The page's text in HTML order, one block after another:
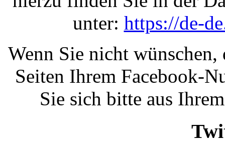
unter: https://de-
Wenn Sie nicht wünschen,
Seiten Ihrem Facebook-
Sie sich bitte aus